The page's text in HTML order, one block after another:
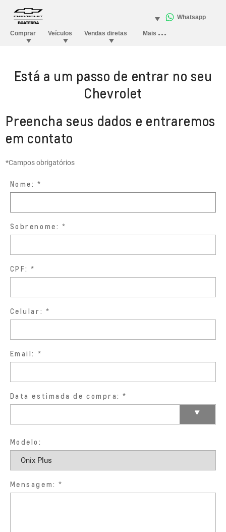
Está a um passo de entrar no seu
Chevrolet
Preencha seus dados e entraremos
em contato
*Campos obrigatórios
Nome:
Sobrenome:
CPF:
Celular:
Email:
Data estimada de compra:
Modelo:
Mensagem: